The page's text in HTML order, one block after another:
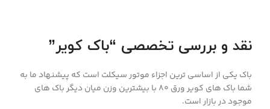
نقد و بررسی تخصصی “باک کویر”
باک یکی از اساسی ترین اجزاء موتور سیکلت است که پیشنهاد ما به
شما باک های کویر ورق 80 با بیشترین وزن میان دیگر باک های
موجود در بازار است.